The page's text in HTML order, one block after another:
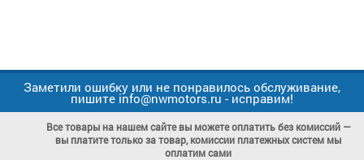
Заметили ошибку или не понравилось обслуживание,
пишите info@nwmotors.ru - исправим!
Все товары на нашем сайте вы можете оплатить без комиссий —
вы платите только за товар, комиссии платежных систем мы
оплатим сами